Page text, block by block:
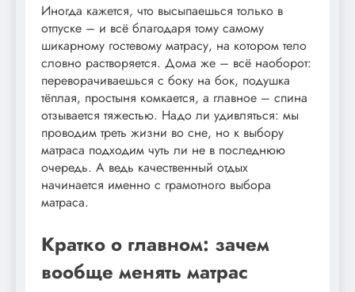
Иногда кажется, что высыпаешься только в
отпуске – и всё благодаря тому самому
шикарному гостевому матрасу, на котором тело
словно растворяется. Дома же – всё наоборот:
переворачиваешься с боку на бок, подушка
тёплая, простыня комкается, а главное – спина
отзывается тяжестью. Надо ли удивляться: мы
проводим треть жизни во сне, но к выбору
матраса подходим чуть ли не в последнюю
очередь. А ведь качественный отдых
начинается именно с грамотного выбора
матраса.
Кратко о главном: зачем
вообще менять матрас